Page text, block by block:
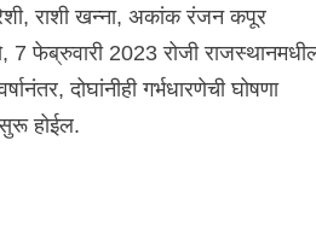
राशी खन्ना, अकांक रंजन कपूर
7 फेब्रुवारी 2023 रोजी
दोघांनीही गर्भधारणेची घोषणा
सुरू होईल.